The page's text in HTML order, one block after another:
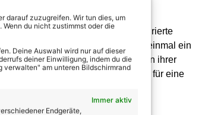
darauf zuzugreifen. Wir tun dies, um
du nicht zustimmst oder die
Deine Auswahl wird nur auf dieser
deiner Einwilligung, indem du die
am unteren Bildschirmrand
Immer aktiv
Endgeräte,
Vierseitenhof eine liebevoll restaurierte
anfühlt. Eigentlich war ihr Weg einmal ein
verbindet. Nun möchte sie von ihrer
die nötigen Backanregungen für eine